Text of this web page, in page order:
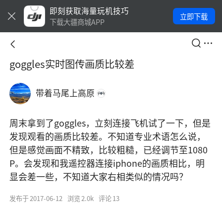
即刻获取海量玩机技巧
下载大疆商城APP
立即下载
goggles实时图传画质比较差
带着马尾上高原
周末拿到了goggles，立刻连接飞机试了一下，但是
发现观看的画质比较差。不知道专业术语怎么说，
但是感觉画面不精致，比较粗糙，已经调节至1080
P。会发现和我遥控器连接iphone的画质相比，明
显会差一些，不知道大家右相类似的情况吗？
发布于2017-06-12 浏览2.0k 评论13